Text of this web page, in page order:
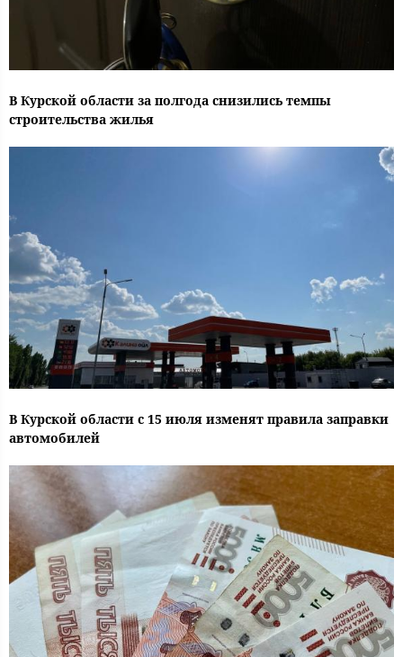
В Курской области за полгода снизились темпы
строительства жилья
В Курской области с 15 июля изменят правила заправки
автомобилей